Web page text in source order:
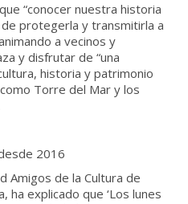
“conocer nuestra historia
protegerla y transmitirla a
a vecinos y
y disfrutar de “una
historia y patrimonio
Torre del Mar y los
2016
Amigos de la Cultura de
ha explicado que ‘Los lunes